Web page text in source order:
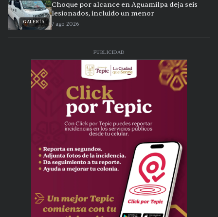
GALERÍA
Choque por alcance en Aguamilpa deja seis
lesionados, incluido un menor
7 ago 2026
PUBLICIDAD